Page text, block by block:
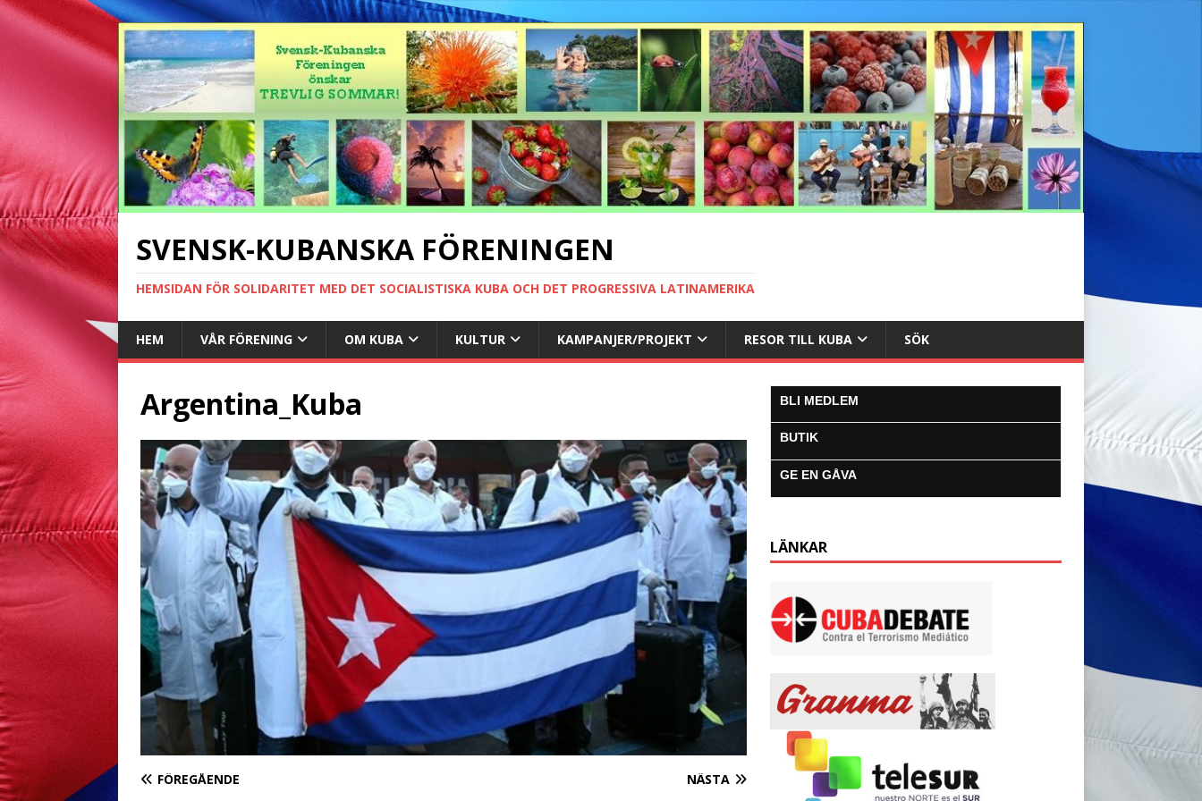
SVENSK-KUBANSKA FÖRENINGEN
HEMSIDAN FÖR SOLIDARITET MED DET SOCIALISTISKA KUBA OCH DET PROGRESSIVA LATINAMERIKA
HEM VÅR FÖRENING OM KUBA KULTUR KAMPANJER/PROJEKT RESOR TILL KUBA SÖK
Argentina_Kuba
FÖREGÅENDE NÄSTA
BLI MEDLEM
BUTIK
GE EN GÅVA
LÄNKAR